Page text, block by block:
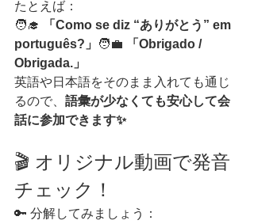
たとえば：
🧑‍🎓
「Como se diz “ありがとう” em
português?」
🧑‍💼
「Obrigado /
Obrigada.」
英語や日本語をそのまま入れても通じ
るので、 語彙が少なくても安心して会
話に参加できます✨
🎬 オリジナル動画で発音
チェック！
🔑 分解してみましょう：